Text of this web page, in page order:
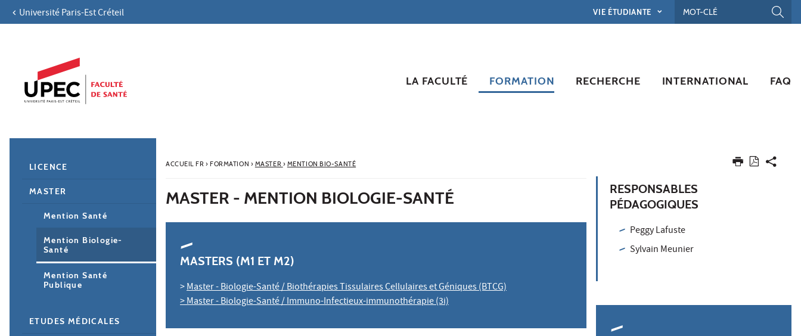
Aller au contenu
Navigation secondaire
Université Paris-Est Créteil VIE ÉTUDIANTE
LA FACULTÉ FORMATION RECHERCHE INTERNATIONAL FAQ
ACCUEIL FR› FORMATION › MASTER › MENTION BIO-SANTÉ
MASTER - MENTION BIOLOGIE-SANTÉ
MASTERS (M1 ET M2)
>Master - Biologie-Santé / Biothérapies Tissulaires Cellulaires et Géniques (BTCG)
> Master - Biologie-Santé / Immuno-Infectieux-immunothérapie (3i)
RESPONSABLES
PÉDAGOGIQUES
Peggy Lafuste
Sylvain Meunier
LICENCE
MASTER
Mention Santé
Mention Biologie-
Santé
Mention Santé
Publique
ETUDES MÉDICALES